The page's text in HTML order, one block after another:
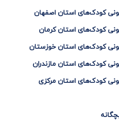
کودک‌های استان اصفهان
کودک‌های استان کرمان
کودک‌های استان خوزستان
کودک‌های استان مازندران
کودک‌های استان مرکزی